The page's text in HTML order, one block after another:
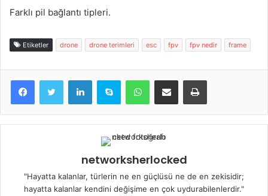
Farklı pil bağlantı tipleri.
Etiketler drone drone terimleri esc fpv fpv nedir frame
LinkedInSkype WhatsAppE-Posta ile paylaş Yazdır
networksherlocked
"Hayatta kalanlar, türlerin ne en güçlüsü ne de en zekisidir;
hayatta kalanlar kendini değişime en çok uydurabilenlerdir."